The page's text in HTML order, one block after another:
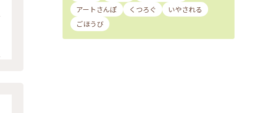
アートさんぽ
くつろぐ
いやされる
ごほうび